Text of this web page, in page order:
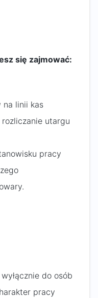
się zajmować:
na linii kas
utargu
pracy
do osób
pracy